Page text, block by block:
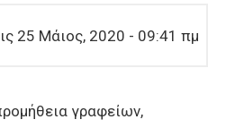
25 Μάιος, 2020 - 09:41 πμ
γραφείων,